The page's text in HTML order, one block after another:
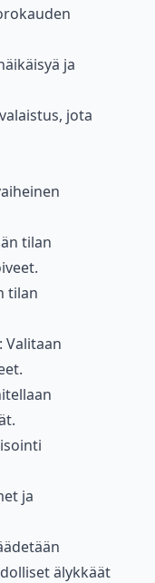
ja
jota
tilan
tilan
: Valitaan
ja
älykkäät